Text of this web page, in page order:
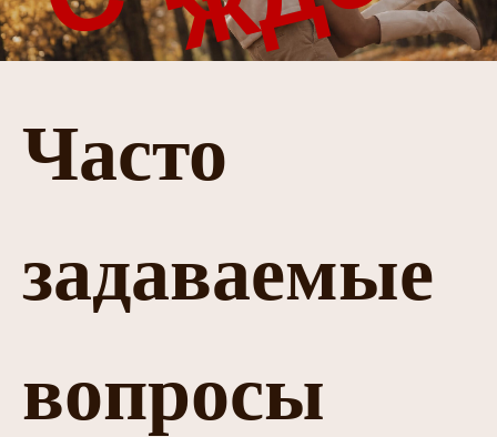
Часто
задаваемые
вопросы